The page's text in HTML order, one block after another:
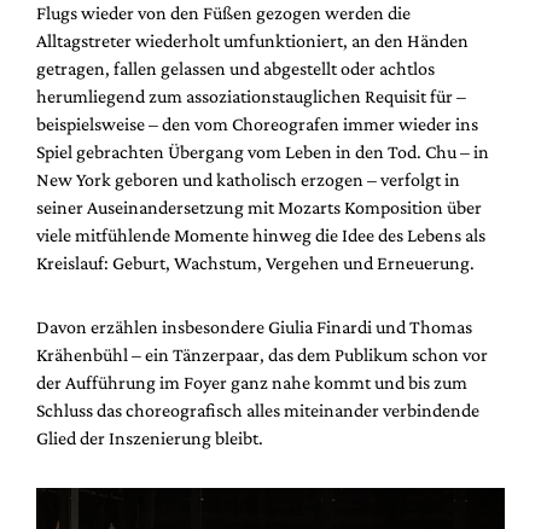
Flugs wieder von den Füßen gezogen werden die
Alltagstreter wiederholt umfunktioniert, an den Händen
getragen, fallen gelassen und abgestellt oder achtlos
herumliegend zum assoziationstauglichen Requisit für –
beispielsweise – den vom Choreografen immer wieder ins
Spiel gebrachten Übergang vom Leben in den Tod. Chu – in
New York geboren und katholisch erzogen – verfolgt in
seiner Auseinandersetzung mit Mozarts Komposition über
viele mitfühlende Momente hinweg die Idee des Lebens als
Kreislauf: Geburt, Wachstum, Vergehen und Erneuerung.
Davon erzählen insbesondere Giulia Finardi und Thomas
Krähenbühl – ein Tänzerpaar, das dem Publikum schon vor
der Aufführung im Foyer ganz nahe kommt und bis zum
Schluss das choreografisch alles miteinander verbindende
Glied der Inszenierung bleibt.